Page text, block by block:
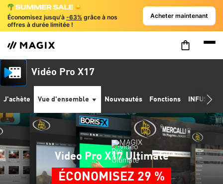
Économisez jusqu'à -63% grâce à nos
offres à durée limitée !
Acheter maintenant
Vidéo Pro X17
J'achète Vue d'ensemble Nouveautés Fonctions INFUSION
Video Pro X17 Ultimate
ÉCONOMISEZ 29 %